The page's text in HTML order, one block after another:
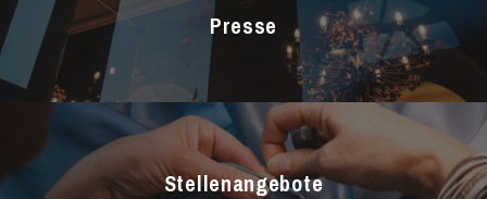
Das CCN • Ballett der Opéra national du Rhin
Chor
Opernstudio
Kinderchor
Presse
Stellenangebote